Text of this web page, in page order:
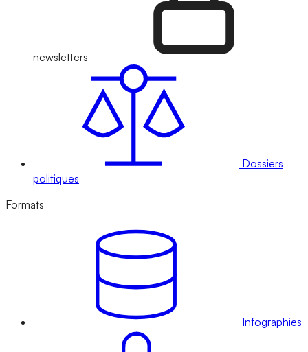
newsletters
Dossiers
politiques
Formats
Infographies